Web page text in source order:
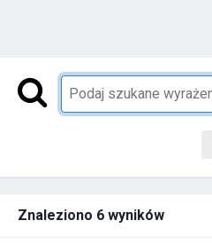
Znaleziono 6 wyników